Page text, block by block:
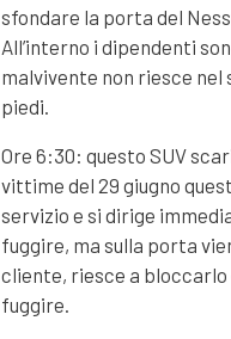
sfondare la porta del
All’interno i dipendenti
malvivente non riesce
piedi.
Ore 6:30: questo SUV
vittime del 29 giugno
servizio e si dirige
fuggire, ma sulla porta
cliente, riesce a
fuggire.